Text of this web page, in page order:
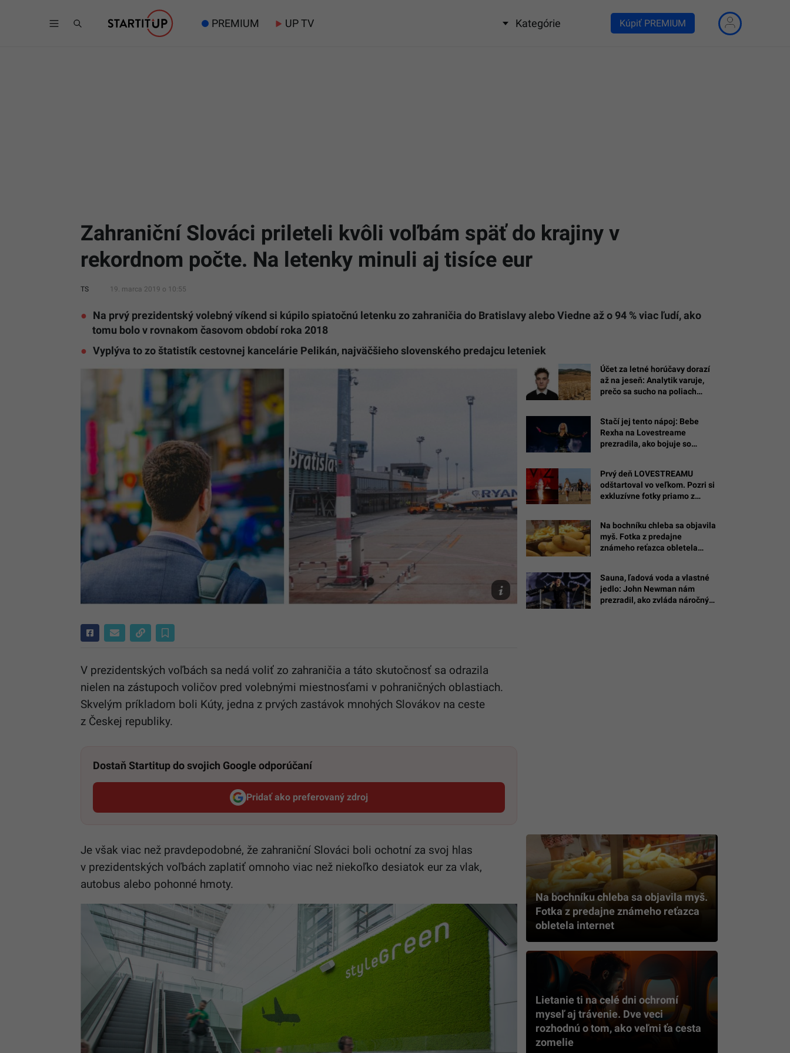
PREMIUM UP TV Kategórie Kúpiť PREMIUM
Zahraniční Slováci prileteli kvôli voľbám späť do krajiny v
rekordnom počte. Na letenky minuli aj tisíce eur
TS 19. marca 2019 o 10:55
Na prvý prezidentský volebný víkend si kúpilo spiatočnú letenku zo zahraničia do Bratislavy alebo Viedne až o 94 % viac ľudí, ako
tomu bolo v rovnakom časovom období roka 2018
Vyplýva to zo štatistík cestovnej kancelárie Pelikán, najväčšieho slovenského predajcu leteniek
unsplash.com
V prezidentských voľbách sa nedá voliť zo zahraničia a táto skutočnosť sa odrazila
nielen na zástupoch voličov pred volebnými miestnosťami v pohraničných oblastiach.
Skvelým príkladom boli Kúty, jedna z prvých zastávok mnohých Slovákov na ceste
z Českej republiky.
Dostaň Startitup do svojich Google odporúčaní
Pridať ako preferovaný zdroj
Startitup, odkaz sa otvorí v novom okne
Je však viac než pravdepodobné, že zahraniční Slováci boli ochotní za svoj hlas
v prezidentských voľbách zaplatiť omnoho viac než niekoľko desiatok eur za vlak,
autobus alebo pohonné hmoty.
Účet za letné horúčavy dorazí
až na jeseň: Analytik varuje,
prečo sa sucho na poliach
Stačí jej tento nápoj: Bebe
Rexha na Lovestreame
prezradila, ako bojuje so
Prvý deň LOVESTREAMU
odštartoval vo veľkom. Pozri si
exkluzívne fotky priamo z
Na bochníku chleba sa objavila
myš. Fotka z predajne
známeho reťazca obletela
Sauna, ľadová voda a vlastné
jedlo: John Newman nám
prezradil, ako zvláda náročný
Na bochníku chleba sa objavila myš.
Fotka z predajne známeho reťazca
obletela internet
Lietanie ti na celé dni ochromí
myseľ aj trávenie. Dve veci
rozhodnú o tom, ako veľmi ťa cesta
zomelie